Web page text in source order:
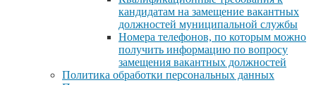
кандидатам на замещение вакантных
должностей муниципальной службы
Номера телефонов, по которым можно
получить информацию по вопросу
замещения вакантных должностей
Политика обработки персональных данных